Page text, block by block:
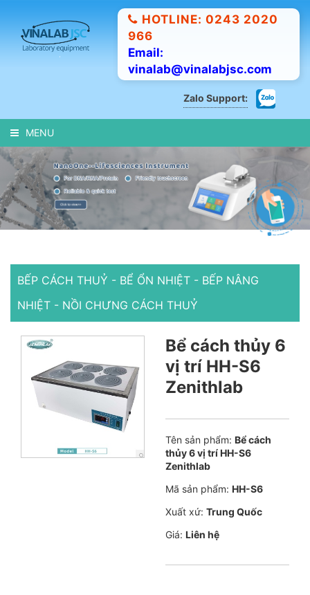
HOTLINE: 0243 2020
966
Email:
vinalab@vinalabjsc.com
Zalo Support:
MENU
BẾP CÁCH THUỶ - BỂ ỔN NHIỆT - BẾP NÂNG
NHIỆT - NỒI CHƯNG CÁCH THUỶ
Bể cách thủy 6
vị trí HH-S6
Zenithlab
Tên sản phẩm: Bể cách
thủy 6 vị trí HH-S6
Zenithlab
Mã sản phẩm: HH-S6
Xuất xứ: Trung Quốc
Giá: Liên hệ